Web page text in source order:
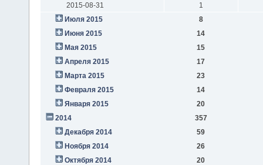
2015-08-31
1
Июля 2015
8
Июня 2015
14
Мая 2015
15
Апреля 2015
17
Марта 2015
23
Февраля 2015
14
Января 2015
20
2014
357
Декабря 2014
59
Ноября 2014
26
Октября 2014
20